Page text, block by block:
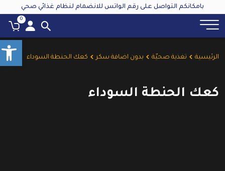
بامكانكم التواصل على رقم الواتس للانضمام لنظام غذائي صحي
0
الرئيسية تغذية صحيّة بدون اضافة سكر كعك الحنطة السوداء
كعك الحنطة السوداء